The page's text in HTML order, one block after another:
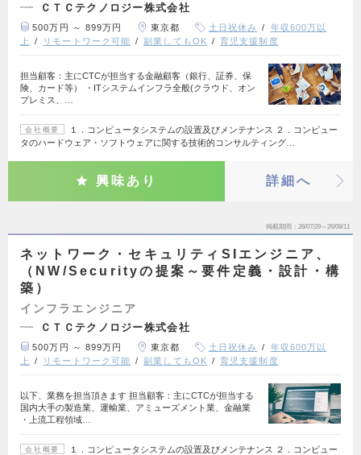
ＣＴＣテクノロジー株式会社
500万円 ～ 899万円 東京都 土日祝休み
年収600万以
上
リモートワーク可能 副業してもOK 育児支援制度
担当顧客：主にCTCが担当する金融顧客（銀行、証券、保
険、カード等） ・ITシステムインフラ全般(クラウド、オン
プレミス、…
会社概要
１．コンピュータシステムの設置及びメンテナンス ２．コンピュー
タのハードウェア・ソフトウェアに関する技術的コンサルティング…
興味あり 詳細へ
掲載期間 26/07/29～26/08/11
ネットワーク・セキュリティSIエンジニア、
（NW/Securityの提案～要件定義・設計・構
築）
インフラエンジニア
ＣＴＣテクノロジー株式会社
500万円 ～ 899万円 東京都 土日祝休み
年収600万以
上
リモートワーク可能 副業してもOK 育児支援制度
以下、業務を担当頂きます 担当顧客：主にCTCが担当する
国内大手の製造業、運輸業、アミューズメント業、金融業
・上流工程領域…
会社概要
１．コンピュータシステムの設置及びメンテナンス ２．コンピュー